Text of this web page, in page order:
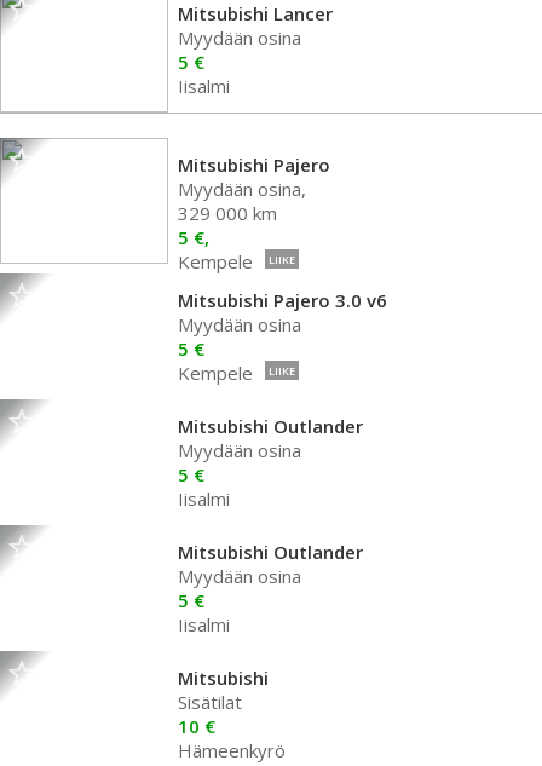
Mitsubishi Lancer
Myydään osina
5 €
Iisalmi
Mitsubishi Pajero
Myydään osina,
329 000 km
5 €,
Kempele
LIIKE
Mitsubishi Pajero 3.0 v6
Myydään osina
5 €
Kempele
LIIKE
Mitsubishi Outlander
Myydään osina
5 €
Iisalmi
Mitsubishi Outlander
Myydään osina
5 €
Iisalmi
Mitsubishi
Sisätilat
10 €
Hämeenkyrö